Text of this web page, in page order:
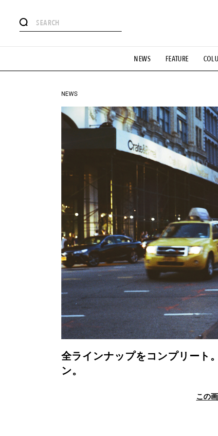
NEWS FEATURE
#憧れの逸品 #ESSENTIAL
#GH 銘品の所以 #フイナムのYouTube #Commune H
#HANDSOME HANDBOOK
NEWS
全ラインナップをコンプリート
ン。
この